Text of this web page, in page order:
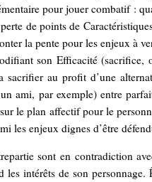
pour jouer combatif :
de points de
la pente pour les enjeux à
son Efficacité (sacrifice,
sacrifier au profit d’une
ami, par exemple) entre
le plan affectif pour le
les enjeux dignes d’être
sont en contradiction
intérêts de son personnage.